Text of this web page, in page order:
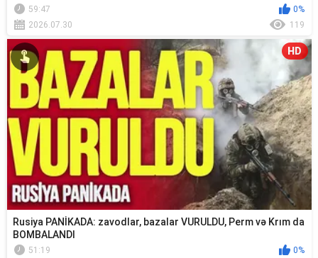
59:47
0%
2026.07.30
119
HD
Rusiya PANİKADA: zavodlar, bazalar VURULDU, Perm və Krım da
BOMBALANDI
51:19
0%